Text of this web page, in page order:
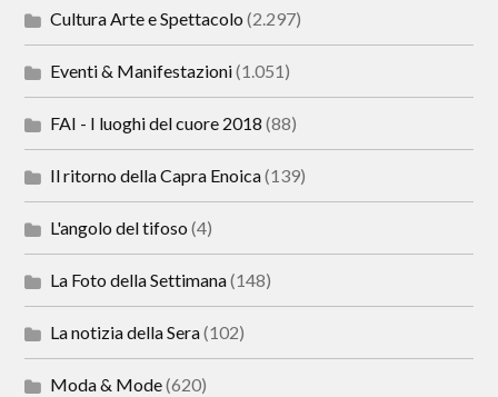
Cultura Arte e Spettacolo (2.297)
Eventi & Manifestazioni(1.051)
FAI - I luoghi del cuore 2018 (88)
Il ritorno della Capra Enoica(139)
L'angolo del tifoso (4)
La Foto della Settimana(148)
La notizia della Sera(102)
Moda & Mode(620)